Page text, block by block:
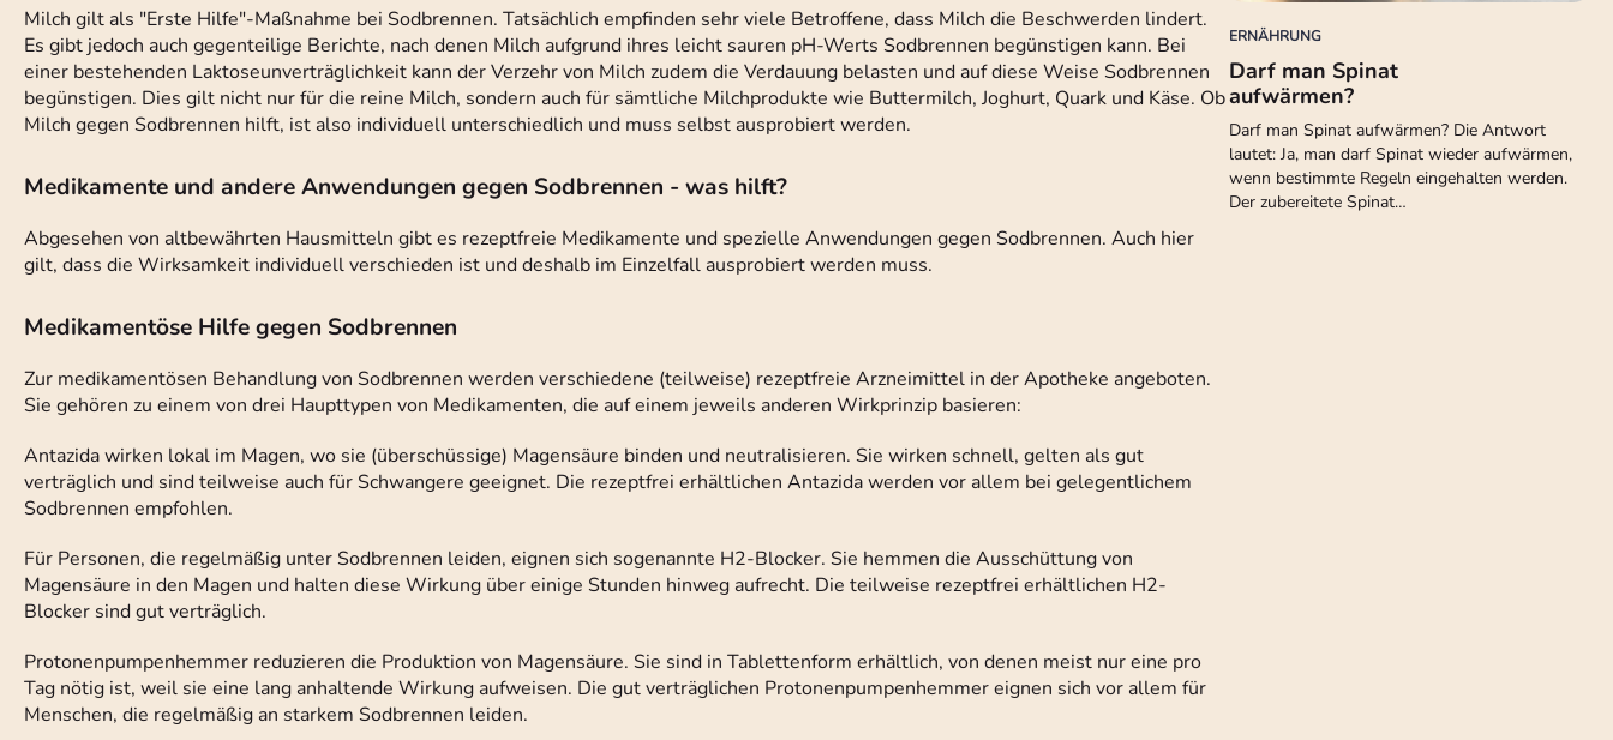
Milch gilt als "Erste Hilfe"-Maßnahme bei Sodbrennen. Tatsächlich empfinden sehr viele Betroffene, dass Milch die Beschwerden lindert.
Es gibt jedoch auch gegenteilige Berichte, nach denen Milch aufgrund ihres leicht sauren pH-Werts Sodbrennen begünstigen kann. Bei
einer bestehenden Laktoseunverträglichkeit kann der Verzehr von Milch zudem die Verdauung belasten und auf diese Weise Sodbrennen
begünstigen. Dies gilt nicht nur für die reine Milch, sondern auch für sämtliche Milchprodukte wie Buttermilch, Joghurt, Quark und Käse. Ob
Milch gegen Sodbrennen hilft, ist also individuell unterschiedlich und muss selbst ausprobiert werden.
Medikamente und andere Anwendungen gegen Sodbrennen - was hilft?
Abgesehen von altbewährten Hausmitteln gibt es rezeptfreie Medikamente und spezielle Anwendungen gegen Sodbrennen. Auch hier
gilt, dass die Wirksamkeit individuell verschieden ist und deshalb im Einzelfall ausprobiert werden muss.
Medikamentöse Hilfe gegen Sodbrennen
Zur medikamentösen Behandlung von Sodbrennen werden verschiedene (teilweise) rezeptfreie Arzneimittel in der Apotheke angeboten.
Sie gehören zu einem von drei Haupttypen von Medikamenten, die auf einem jeweils anderen Wirkprinzip basieren:
Antazida wirken lokal im Magen, wo sie (überschüssige) Magensäure binden und neutralisieren. Sie wirken schnell, gelten als gut
verträglich und sind teilweise auch für Schwangere geeignet. Die rezeptfrei erhältlichen Antazida werden vor allem bei gelegentlichem
Sodbrennen empfohlen.
Für Personen, die regelmäßig unter Sodbrennen leiden, eignen sich sogenannte H2-Blocker. Sie hemmen die Ausschüttung von
Magensäure in den Magen und halten diese Wirkung über einige Stunden hinweg aufrecht. Die teilweise rezeptfrei erhältlichen H2-
Blocker sind gut verträglich.
Protonenpumpenhemmer reduzieren die Produktion von Magensäure. Sie sind in Tablettenform erhältlich, von denen meist nur eine pro
Tag nötig ist, weil sie eine lang anhaltende Wirkung aufweisen. Die gut verträglichen Protonenpumpenhemmer eignen sich vor allem für
Menschen, die regelmäßig an starkem Sodbrennen leiden.
ERNÄHRUNG
Darf man Spinat
aufwärmen?
Darf man Spinat aufwärmen? Die Antwort
lautet: Ja, man darf Spinat wieder aufwärmen,
wenn bestimmte Regeln eingehalten werden.
Der zubereitete Spinat…